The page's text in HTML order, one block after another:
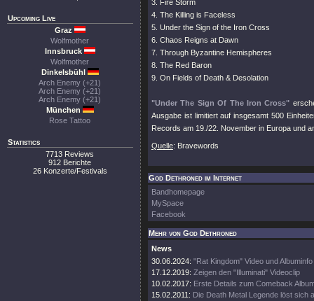
Upcoming Live
Graz
Wolfmother
Innsbruck
Wolfmother
Dinkelsbühl
Arch Enemy (+21)
Arch Enemy (+21)
Arch Enemy (+21)
München
Rose Tattoo
Statistics
7713 Reviews
912 Berichte
26 Konzerte/Festivals
3. Fire Storm
4. The Killing is Faceless
5. Under the Sign of the Iron Cross
6. Chaos Reigns at Dawn
7. Through Byzantine Hemispheres
8. The Red Baron
9. On Fields of Death & Desolation
"Under The Sign Of The Iron Cross"
Ausgabe ist limitiert auf insgesamt 500
Records am 19./22. November in Europa und
Quelle: Bravewords
God Dethroned im Internet
Bandhomepage
MySpace
Facebook
Mehr von God Dethroned
News
30.06.2024: "Rat Kingdom" Video und Albuminfo
17.12.2019: Zeigen den "Illuminati" Videoclip
10.02.2017: Erste Details zum Comeback
15.02.2011: Die Death Metal Legende löst sich